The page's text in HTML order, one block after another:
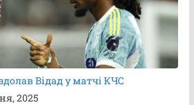
Відад у матчі КЧС
2025